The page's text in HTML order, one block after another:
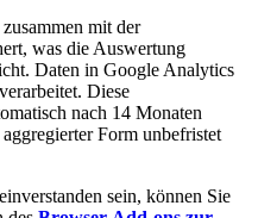
mit der
was die Auswertung
Daten in Google Analytics
Diese
nach 14 Monaten
Form unbefristet
sein, können Sie